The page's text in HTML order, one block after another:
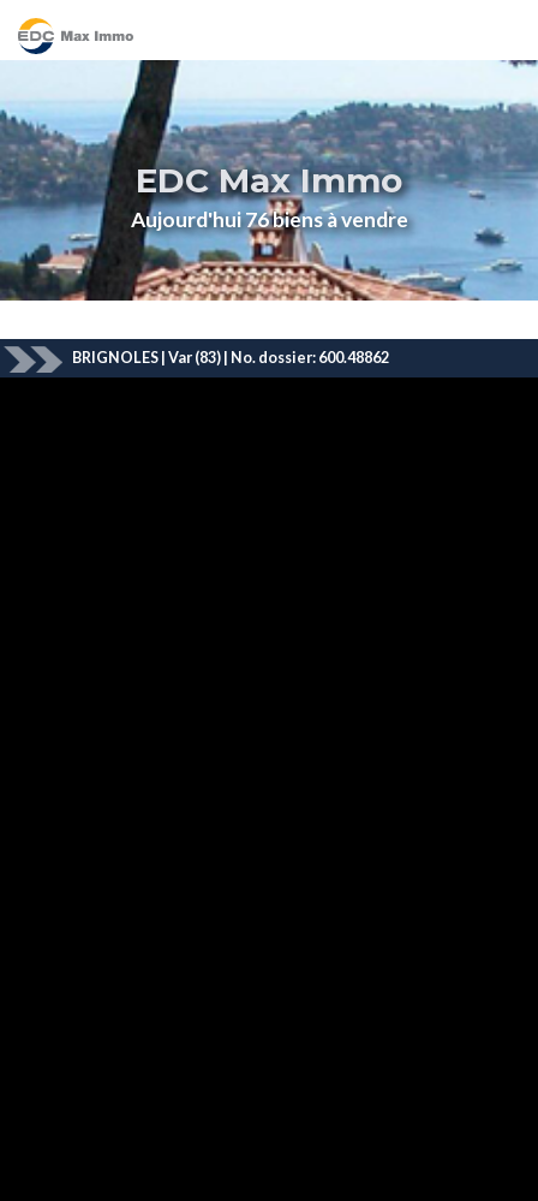
EDC Max Immo
Aujourd'hui 76 biens à vendre
BRIGNOLES | Var (83) | No. dossier: 600.48862